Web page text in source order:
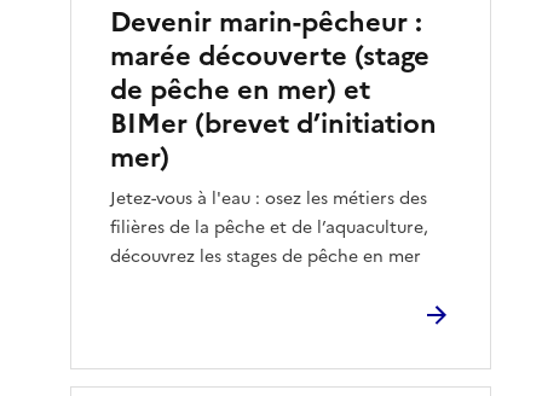
Devenir marin-pêcheur :
marée découverte (stage
de pêche en mer) et
BIMer (brevet d’initiation
mer)
Jetez-vous à l'eau : osez les métiers des
filières de la pêche et de l’aquaculture,
découvrez les stages de pêche en mer